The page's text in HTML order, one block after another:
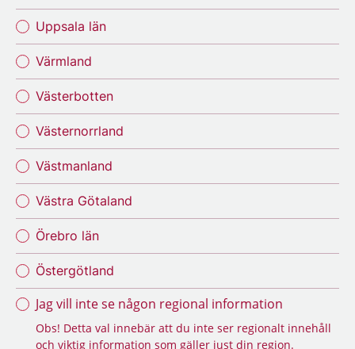
Uppsala län
Värmland
Västerbotten
Västernorrland
Västmanland
Västra Götaland
Örebro län
Östergötland
Jag vill inte se någon regional information
Obs! Detta val innebär att du inte ser regionalt innehåll
och viktig information som gäller just din region.